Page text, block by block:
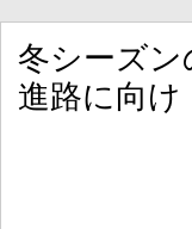
冬シーズ
進路に向け